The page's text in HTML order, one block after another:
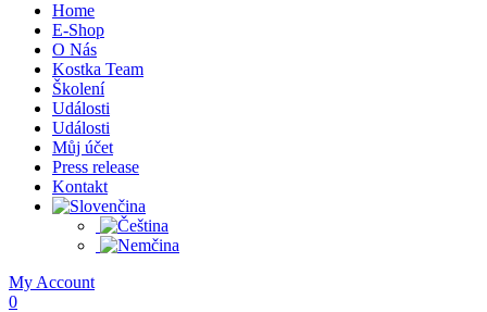
Home
E-Shop
O Nás
Kostka Team
Školení
Události
Události
Můj účet
Press release
Kontakt
My Account
0